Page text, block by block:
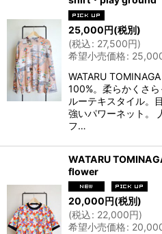
25,000円(税別)
(税込: 27,500円)
希望小売価格:
WATARU
100%。柔らかくさ
ルーテキスタイル。
強いパワーネット。
フ…
WATARU
flower
20,000円(税別)
(税込: 22,000円)
希望小売価格: